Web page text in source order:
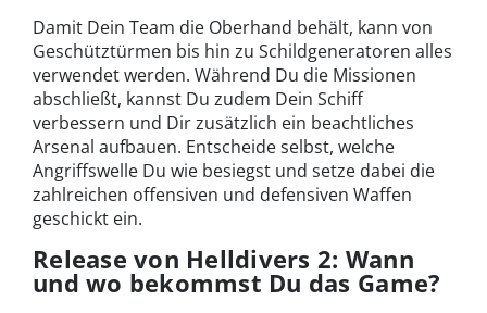
Damit Dein Team die Oberhand behält, kann von
Geschütztürmen bis hin zu Schildgeneratoren alles
verwendet werden. Während Du die Missionen
abschließt, kannst Du zudem Dein Schiff
verbessern und Dir zusätzlich ein beachtliches
Arsenal aufbauen. Entscheide selbst, welche
Angriffswelle Du wie besiegst und setze dabei die
zahlreichen offensiven und defensiven Waffen
geschickt ein.
Release von Helldivers 2: Wann
und wo bekommst Du das Game?